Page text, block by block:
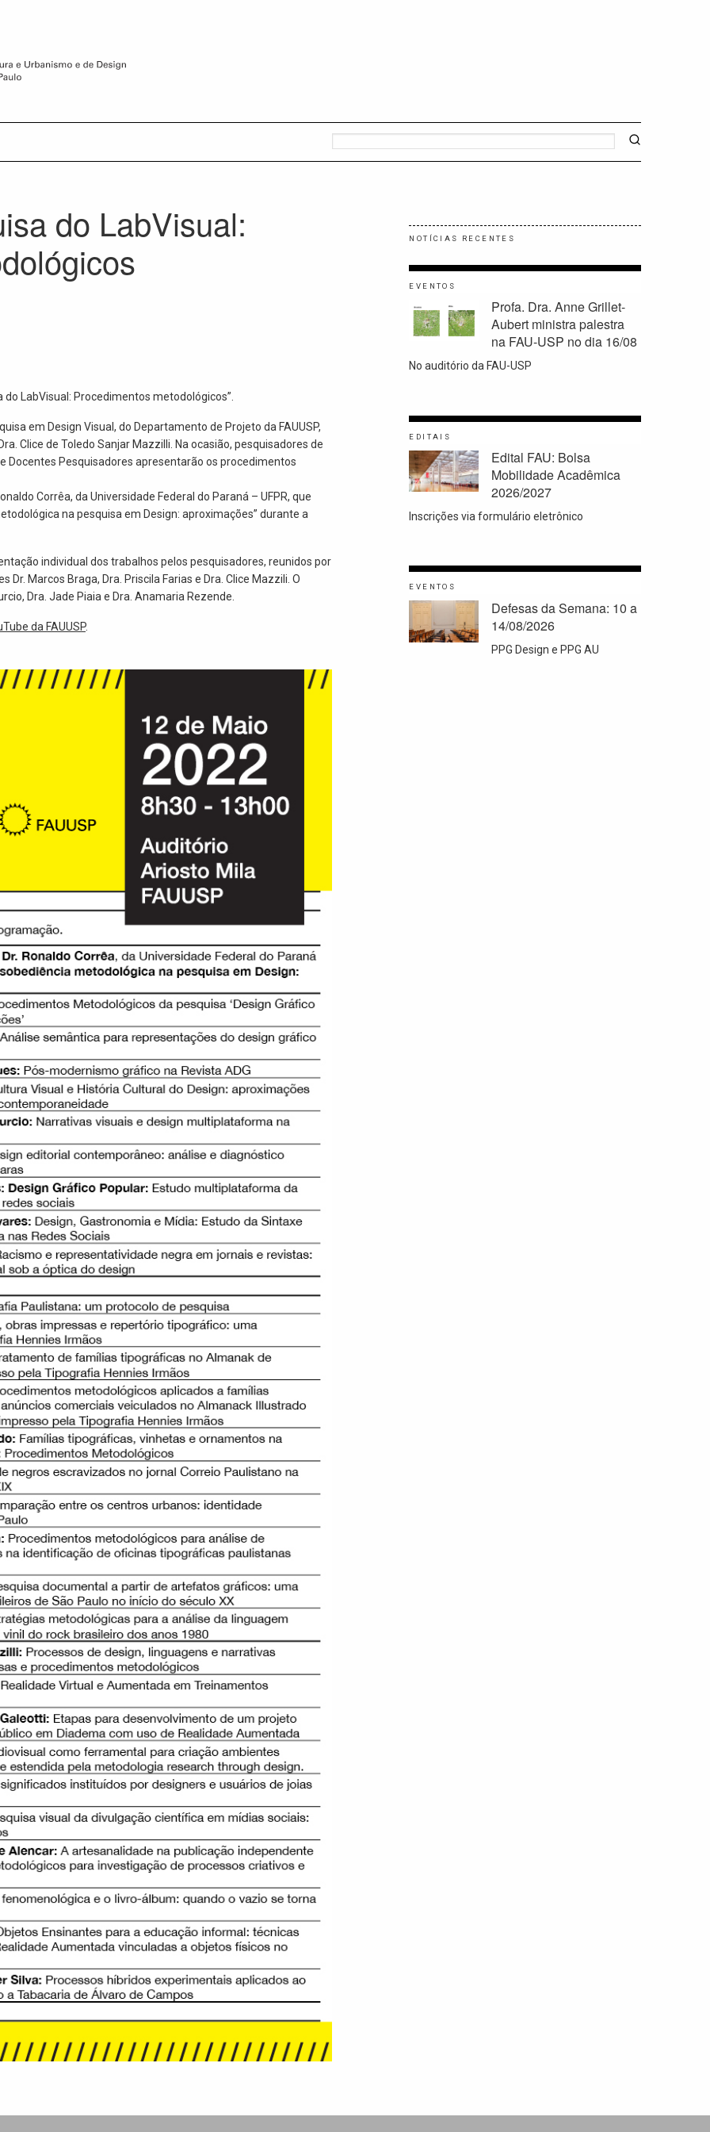
do LabVisual:
LabVisual: Procedimentos metodológicos”.
em Design Visual, do Departamento de Projeto da FAUUSP,
Clice de Toledo Sanjar Mazzilli. Na ocasião, pesquisadores de
Docentes Pesquisadores apresentarão os procedimentos
Corrêa, da Universidade Federal do Paraná – UFPR, que
na pesquisa em Design: aproximações” durante a
individual dos trabalhos pelos pesquisadores, reunidos por
Marcos Braga, Dra. Priscila Farias e Dra. Clice Mazzili. O
Dra. Jade Piaia e Dra. Anamaria Rezende.
da FAUUSP.
NOTÍCIAS RECENTES
EVENTOS
Profa. Dra. Anne Grillet-
Aubert ministra palestra
na FAU-USP no dia 16/08
No auditório da FAU-USP
EDITAIS
Edital FAU: Bolsa
Mobilidade Acadêmica
2026/2027
Inscrições via formulário eletrônico
EVENTOS
Defesas da Semana: 10 a
14/08/2026
PPG Design e PPG AU